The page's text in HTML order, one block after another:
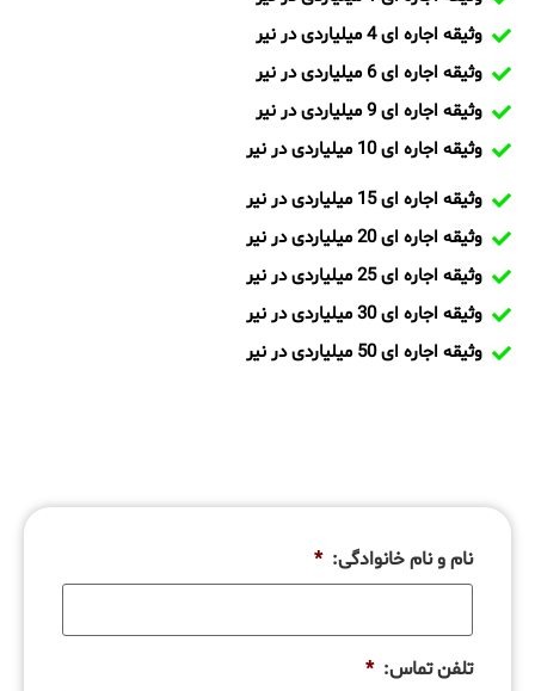
وثیقه اجاره ای 4 میلیاردی در نیر
وثیقه اجاره ای 6 میلیاردی در نیر
وثیقه اجاره ای 9 میلیاردی در نیر
وثیقه اجاره ای 10 میلیاردی در نیر
وثیقه اجاره ای 15 میلیاردی در نیر
وثیقه اجاره ای 20 میلیاردی در نیر
وثیقه اجاره ای 25 میلیاردی در نیر
وثیقه اجاره ای 30 میلیاردی در نیر
وثیقه اجاره ای 50 میلیاردی در نیر
نام و نام خانوادگی: *
تلفن تماس: *